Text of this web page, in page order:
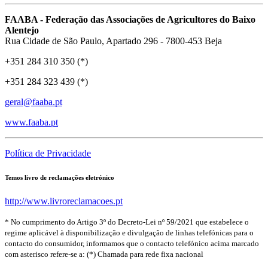
FAABA - Federação das Associações de Agricultores do Baixo
Alentejo
Rua Cidade de São Paulo, Apartado 296 - 7800-453 Beja
+351 284 310 350 (*)
+351 284 323 439 (*)
geral@faaba.pt
www.faaba.pt
Política de Privacidade
Temos livro de reclamações eletrónico
http://www.livroreclamacoes.pt
* No cumprimento do Artigo 3º do Decreto-Lei nº 59/2021 que estabelece o
regime aplicável à disponibilização e divulgação de linhas telefónicas para o
contacto do consumidor, informamos que o contacto telefónico acima marcado
com asterisco refere-se a: (*) Chamada para rede fixa nacional